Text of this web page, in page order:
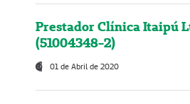
Prestador Clínica Itaipú
(51004348-2)
01 de Abril de 2020